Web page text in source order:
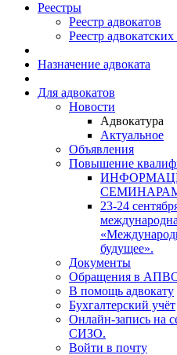
Реестры
Реестр адвокатов
Реестр
Назначение адвоката
Для адвокатов
Новости
Адвокатура
Актуальное
Объявления
Повышение
23-24
будущее».
Документы
Обращения в
В помощь адвокату
Бухгалтерский учёт
Онлайн-запись
СИЗО.
Войти в почту